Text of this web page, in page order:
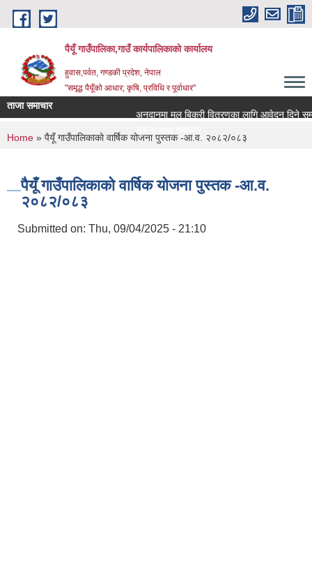
Skip to main content
पैयूँ गाउँपालिका,गाउँ कार्यपालिकाको कार्यालय
हुवास,पर्वत, गण्डकी प्रदेश, नेपाल
"समृद्ध पैयूँको आधार; कृषि, प्रविधि र पूर्वाधार"
ताजा समाचार
अनुदानमा मल बिक्री वितरणका लागि आवेदन दिने
सूचना तथा समाचार
You are here
Home » पैयूँ गाउँपालिकाको वार्षिक योजना पुस्तक -आ.व. २०८२/०८३
पैयूँ गाउँपालिकाको वार्षिक योजना पुस्तक -आ.व.
२०८२/०८३
Submitted on: Thu, 09/04/2025 - 21:10